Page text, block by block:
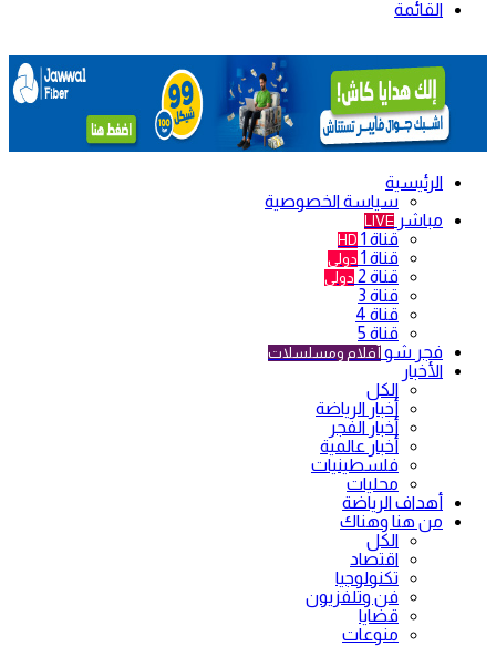
القائمة
الرئيسية
سياسة الخصوصية
مباشر LIVE
قناة 1 HD
قناة 1 دولي
قناة 2 دولي
قناة 3
قناة 4
قناة 5
فجر شو أفلام ومسلسلات
الأخبار
الكل
أخبار الرياضة
أخبار الفجر
أخبار عالمية
فلسطينيات
محليات
أهداف الرياضة
من هنا وهناك
الكل
اقتصاد
تكنولوجيا
فن وتلفزيون
قضايا
منوعات